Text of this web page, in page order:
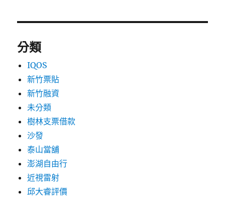
分類
IQOS
新竹票貼
新竹融資
未分類
樹林支票借款
沙發
泰山當舖
澎湖自由行
近視雷射
邱大睿評價